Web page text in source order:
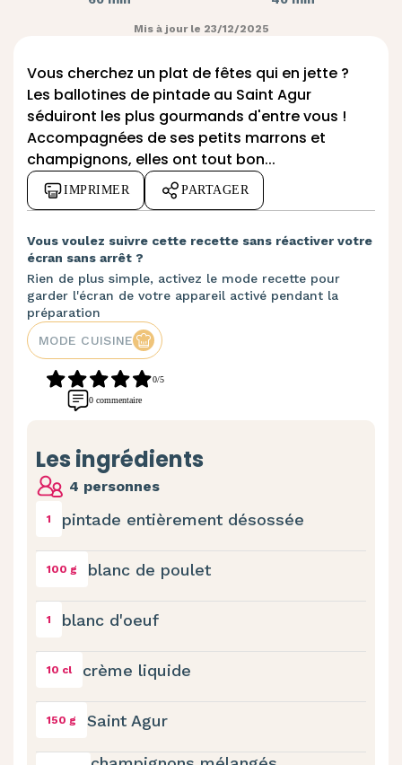
Mis à jour le 23/12/2025
Vous cherchez un plat de fêtes qui en jette ?
Les ballotines de pintade au Saint Agur
séduiront les plus gourmands d'entre vous !
Accompagnées de ses petits marrons et
champignons, elles ont tout bon...
IMPRIMER PARTAGER
Vous voulez suivre cette recette sans réactiver votre
écran sans arrêt ?
Rien de plus simple, activez le mode recette pour
garder l'écran de votre appareil activé pendant la
préparation
MODE CUISINE
0/5
0 commentaire
Les ingrédients
4 personnes
1 pintade entièrement désossée
100 g blanc de poulet
1 blanc d'oeuf
10 cl crème liquide
150 g Saint Agur